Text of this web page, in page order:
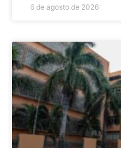
6 de agosto de 2026